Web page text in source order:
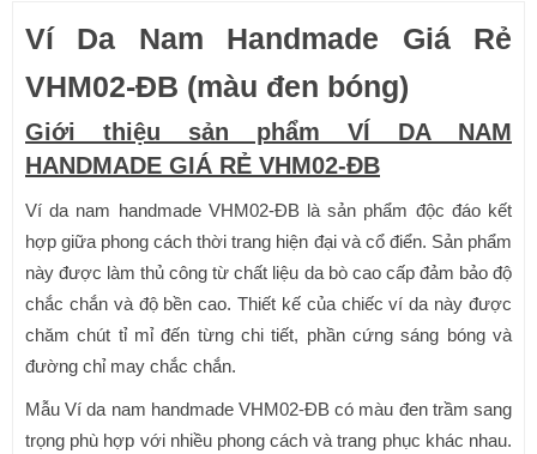
300,000₫.
Ví Da Nam Handmade Giá Rẻ
VHM02-ĐB (màu đen bóng)
Giới thiệu sản phẩm VÍ DA NAM
HANDMADE GIÁ RẺ VHM02-ĐB
Ví da nam handmade VHM02-ĐB là sản phẩm độc đáo kết
hợp giữa phong cách thời trang hiện đại và cổ điển. Sản phẩm
này được làm thủ công từ chất liệu da bò cao cấp đảm bảo độ
chắc chắn và độ bền cao. Thiết kế của chiếc ví da này được
chăm chút tỉ mỉ đến từng chi tiết, phần cứng sáng bóng và
đường chỉ may chắc chắn.
Mẫu Ví da nam handmade VHM02-ĐB có màu đen trầm sang
trọng phù hợp với nhiều phong cách và trang phục khác nhau.